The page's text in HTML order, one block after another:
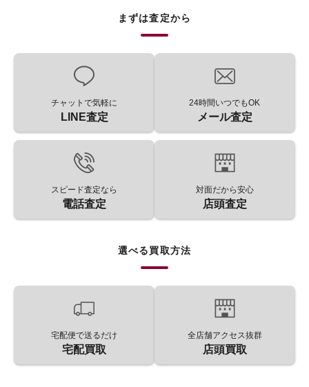
まずは査定から
チャットで気軽に
LINE査定
24時間いつでもOK
メール査定
スピード査定なら
電話査定
対面だから安心
店頭査定
選べる買取方法
宅配便で送るだけ
宅配買取
全店舗アクセス抜群
店頭買取